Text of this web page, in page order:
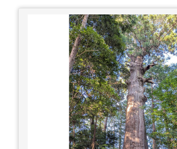
す。 非常に暑苦しいのでご観覧される方は、ご注
意くださいませ。 では、熱中症に気を付けて、お
過ごしください。
https://youtu.be/QWVP8qzpsUE